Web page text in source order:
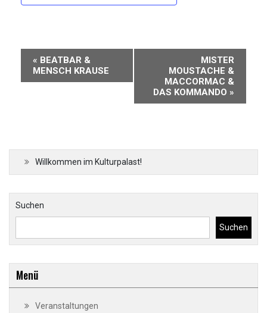
Veranstaltung-
Navigation
« BEATBAR &
MENSCH KRAUSE
MISTER
MOUSTACHE &
MACCORMAC &
DAS KOMMANDO »
Willkommen im Kulturpalast!
Suchen
Suchen
Menü
Veranstaltungen